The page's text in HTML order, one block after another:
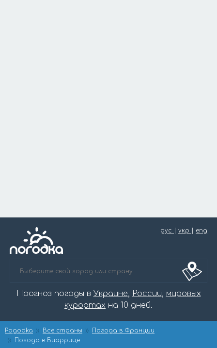
рус укр eng
Прогноз погоды в Украине, России, мировых
курортах на 10 дней.
Pogodka Все страны
Погода в Франции
Погода в Биаррице